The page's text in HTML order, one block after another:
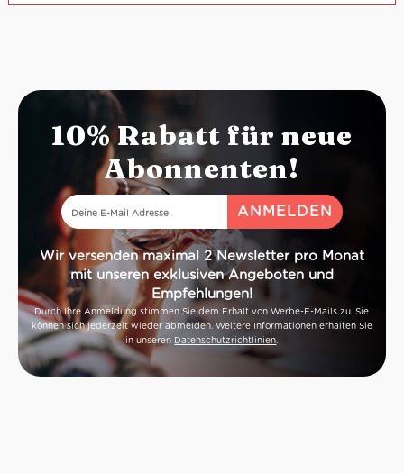
10% Rabatt für neue
Abonnenten!
Wir versenden maximal 2 Newsletter pro Monat
mit unseren exklusiven Angeboten und
Empfehlungen!
Durch Ihre Anmeldung stimmen Sie dem Erhalt von Werbe-E-Mails zu. Sie
können sich jederzeit wieder abmelden. Weitere Informationen erhalten Sie
in unseren Datenschutzrichtlinien.